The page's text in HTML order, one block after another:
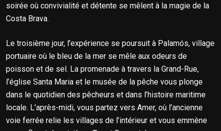
soirée où convivialité et détente se mêlent à la magie de la
Costa Brava.
Le troisième jour, l’expérience se poursuit à Palamós, village
portuaire où le bleu de la mer se mêle aux odeurs de
poisson et de sel. La promenade à travers la Grand-Rue,
l’église Santa Maria et le musée de la pêche vous plonge
dans le quotidien des pêcheurs et dans l’histoire maritime
locale. L’après-midi, vous partez vers Amer, où l’ancienne
voie ferrée relie les villages de l’intérieur et vous emmène